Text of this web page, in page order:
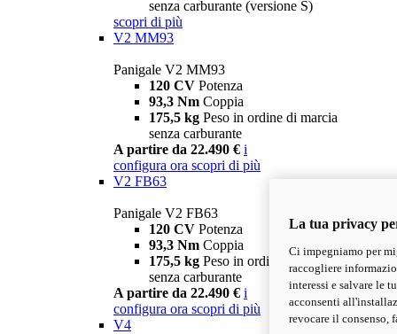
senza carburante (versione S)
scopri di più
V2 MM93
Panigale V2 MM93
120 CV Potenza
93,3 Nm Coppia
175,5 kg Peso in ordine di marcia
senza carburante
A partire da 22.490 € i
configura ora scopri di più
V2 FB63
Panigale V2 FB63
120 CV Potenza
93,3 Nm Coppia
175,5 kg Peso in ordine di marcia
senza carburante
A partire da 22.490 € i
configura ora scopri di più
V4
La tua privacy
Ci impegniamo per
raccogliere
interessi e salvare le
acconsenti
revocare il consenso,